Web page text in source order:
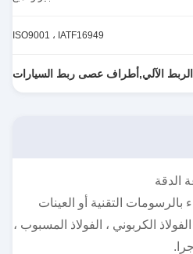
ISO9001 ، IATF16949
الربط الآلي,أطراف عصى ربط السيارات
الدقة
التقنية أو العينات
الكربوني ، الفولاذ المسبوب ،